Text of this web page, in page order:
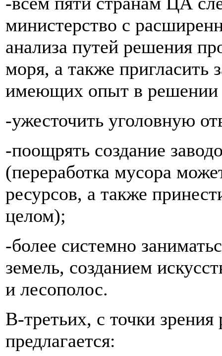
министерство с
анализа путей решения
моря, а также пригласить
имеющих опыт в решении
-ужесточить уголовную
-поощрять создание
(переработка мусора
ресурсов, а также
целом);
-более системно
земель, созданием
и лесополос.
В-третьих, с точки
предлагается: